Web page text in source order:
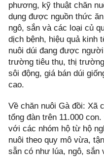
phương, kỹ thuật chăn
dụng được nguồn thức
ngô, sắn và các loại củ
dịch bệnh, hiệu quả kinh
nuôi dúi đang được
trường tiêu thụ, thị
sôi động, giá bán dúi
cao.
Về chăn nuôi Gà đồi: Xã
tổng đàn trên 11.000
với các nhóm hộ từ hộ
nuôi theo quy mô vừa,
sẵn có như lúa, ngô, sắn